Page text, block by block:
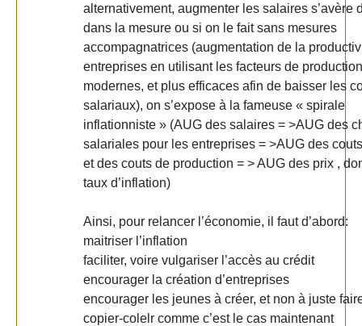
alternativement, augmenter les salaires s’avère
dans la mesure ou si on le fait sans mesures
accompagnatrices (augmentation de la
entreprises en utilisant les facteurs de
modernes, et plus efficaces afin de baisser les
salariaux), on s’expose à la fameuse « spirale
inflationniste » (AUG des salaires = >AUG des
salariales pour les entreprises = >AUG des
et des couts de production = > AUG des prix ,
taux d’inflation)
Ainsi, pour relancer l’économie, il faut d’abord:
maitriser l’inflation
faciliter, voire vulgariser l’accès au crédit
encourager la création d’entreprises
encourager les jeunes à créer, et non à juste
copier-colelr comme c’est le cas maintenant